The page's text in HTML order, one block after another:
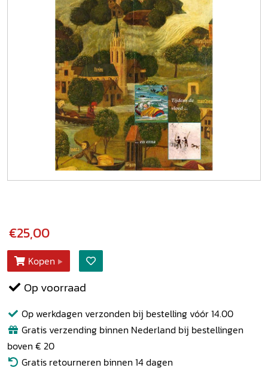
€25,00
Kopen
Op voorraad
Op werkdagen verzonden bij bestelling vóór 14.00
Gratis verzending binnen Nederland bij bestellingen
boven € 20
Gratis retourneren binnen 14 dagen